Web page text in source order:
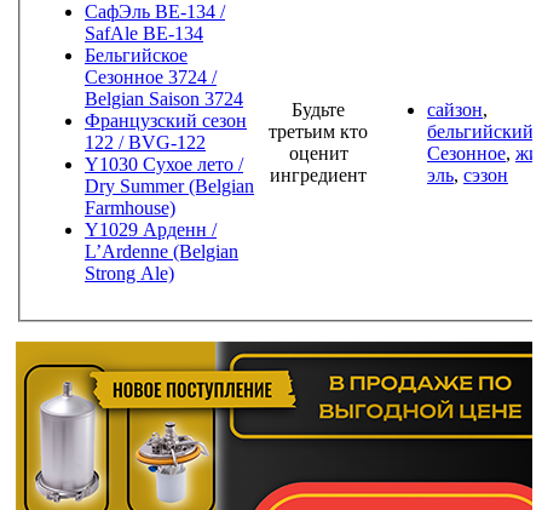
СафЭль BE-134 /
SafAle BE-134
Бельгийское
Сезонное 3724 /
Belgian Saison 3724
Французский сезон
122 / BVG-122
Y1030 Сухое лето /
Dry Summer (Belgian
Farmhouse)
Y1029 Арденн /
L’Ardenne (Belgian
Strong Ale)
Будьте
третьим кто
оценит
ингредиент
сайзон,
бельгийский
Сезонное,
эль, сэзон